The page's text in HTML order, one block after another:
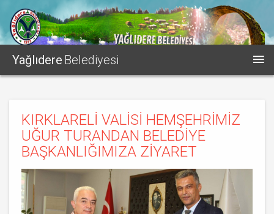
Yağlıdere Belediyesi
KIRKLARELİ VALİSİ HEMŞEHRİMİZ
UĞUR TURANDAN BELEDİYE
BAŞKANLIĞIMIZA ZİYARET